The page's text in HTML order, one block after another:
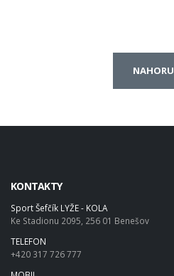
NAHORU
KONTAKTY
Sport Šefčík LYŽE - KOLA
Ke Stadionu 2095, 256 01 Benešov
TELEFON
+420 317 726 777